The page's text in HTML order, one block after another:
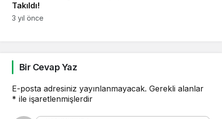
Takıldı!
3 yıl önce
Bir Cevap Yaz
E-posta adresiniz yayınlanmayacak. Gerekli alanlar
* ile işaretlenmişlerdir